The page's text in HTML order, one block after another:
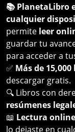
📚 PlanetaLibro
cualquier
permite leer
guardar tu
para acceder a
✅ Más de
descargar gratis.
🔍 Libros con
resúmenes
📖 Lectura
lo dejaste en